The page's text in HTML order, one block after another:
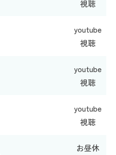
視聴
youtube
視聴
youtube
視聴
youtube
視聴
お昼休